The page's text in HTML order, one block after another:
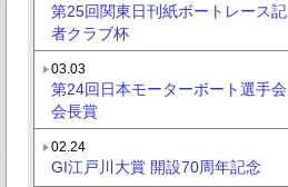
第25回関東日刊紙ボートレース記
者クラブ杯
03.03
第24回日本モーターボート選手会
会長賞
02.24
GI江戸川大賞 開設70周年記念